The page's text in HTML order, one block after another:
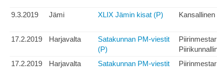
9.3.2019 Jämi XLIX Jämin kisat (P) Kansallinen
17.2.2019 Harjavalta
Satakunnan PM-viestit
(P)
17.2.2019
Harjavalta
Satakunnan PM-viestit